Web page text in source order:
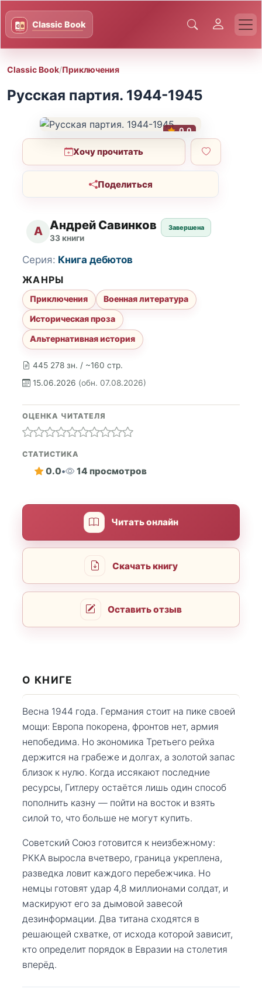
Classic Book/Приключения
Русская партия. 1944-1945
0.0
Хочу прочитать
Поделиться
А Андрей Савинков
33 книги
Завершена
445 278 зн. / ~160 стр.
15.06.2026 (обн. 07.08.2026)
Серия: Книга дебютов
ЖАНРЫ
Приключения
Военная литература
Историческая проза
Альтернативная история
ОЦЕНКА ЧИТАТЕЛЯ
СТАТИСТИКА
0.0• 14 просмотров
Читать онлайн
Скачать книгу
Оставить отзыв
О КНИГЕ
Весна 1944 года. Германия стоит на пике своей
мощи: Европа покорена, фронтов нет, армия
непобедима. Но экономика Третьего рейха
держится на грабеже и долгах, а золотой запас
близок к нулю. Когда иссякают последние
ресурсы, Гитлеру остаётся лишь один способ
пополнить казну — пойти на восток и взять
силой то, что больше не могут купить.
Советский Союз готовится к неизбежному:
РККА выросла вчетверо, граница укреплена,
разведка ловит каждого перебежчика. Но
немцы готовят удар 4,8 миллионами солдат, и
маскируют его за дымовой завесой
дезинформации. Два титана сходятся в
решающей схватке, от исхода которой зависит,
кто определит порядок в Евразии на столетия
вперёд.